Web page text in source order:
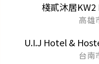
棧貳沐居KW2
高雄
U.I.J Hotel &
台南